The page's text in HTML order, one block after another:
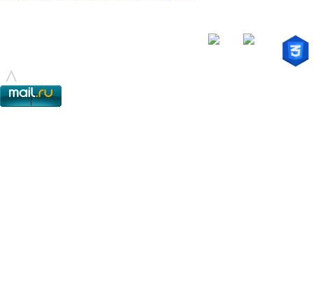
© - 2015-2017 - helix.su - все для вашего сайта |
^